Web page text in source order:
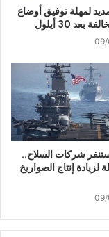
لمهلة توفيق أوضاع
بعد 30 أيلول
شركات السلاح..
إنتاج الصواريخ